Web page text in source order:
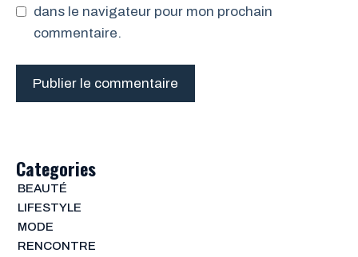
dans le navigateur pour mon prochain
commentaire.
Categories
BEAUTÉ
LIFESTYLE
MODE
RENCONTRE